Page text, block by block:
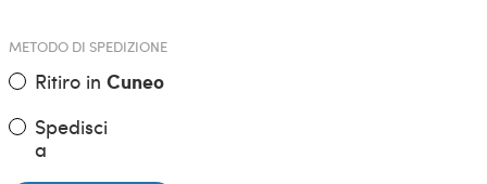
METODO DI SPEDIZIONE
Ritiro in Cuneo
Spedisci
a